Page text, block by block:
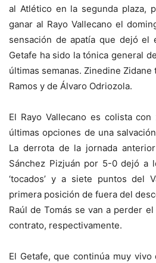
al Atlético en la segunda plaza,
ganar al Rayo Vallecano el
sensación de apatía que dejó el
Getafe ha sido la tónica general
últimas semanas. Zinedine
Ramos y de Álvaro Odriozola.
El Rayo Vallecano es colista
últimas opciones de una
La derrota de la jornada
Sánchez Pizjuán por 5-0 dejó a
‘tocados’ y a siete puntos del
primera posición de fuera del
Raúl de Tomás se van a perder
contrato, respectivamente.
El Getafe, que continúa muy